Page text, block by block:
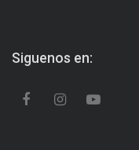
Siguenos en: